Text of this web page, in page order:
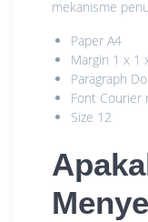
mekanisme
Paper A4
Margin 1 x 1
Paragraph
Font Courier
Size 12